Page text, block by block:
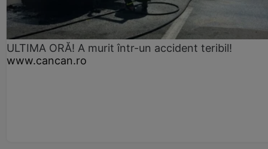
ULTIMA ORĂ! A murit într-un accident teribil!
www.cancan.ro